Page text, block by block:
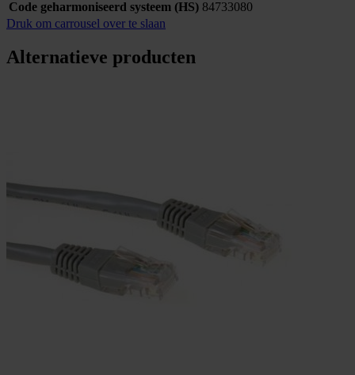
Code geharmoniseerd systeem (HS) 84733080
Druk om carrousel over te slaan
Alternatieve producten